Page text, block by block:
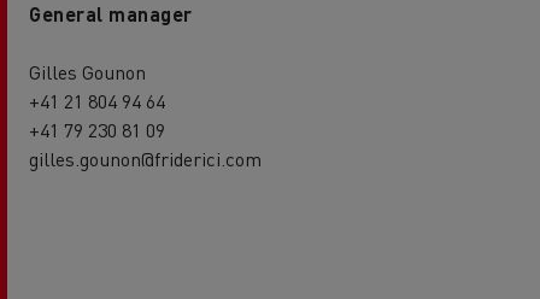
General manager
Gilles Gounon
+41 21 804 94 64
+41 79 230 81 09
gilles.gounon@friderici.com